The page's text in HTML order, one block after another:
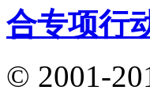
合专项行
© 2001-